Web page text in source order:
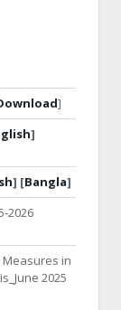
]
]
] [Bangla]
2026
Measures in
2025